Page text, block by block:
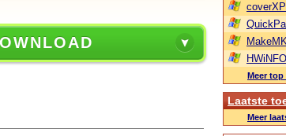
Meer
Laatste
Meer